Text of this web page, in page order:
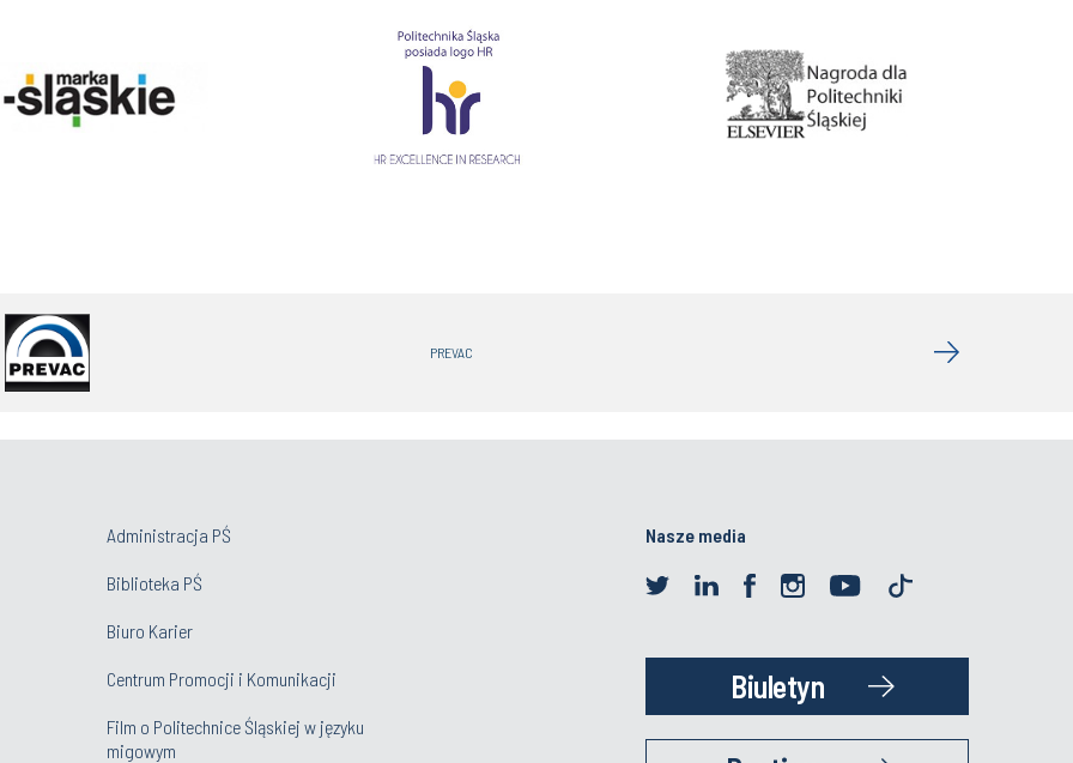
PREVAC
Administracja PŚ
Biblioteka PŚ
Biuro Karier
Centrum Promocji i Komunikacji
Film o Politechnice Śląskiej w języku
migowym
Nasze media
Biuletyn